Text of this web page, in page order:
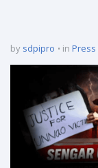
by sdpipro in Press